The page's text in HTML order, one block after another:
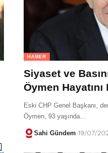
HABER
Siyaset ve
Öymen
Eski CHP Genel Başkanı,
Öymen, 93 yaşında…
Sahi Gündem 19/07/